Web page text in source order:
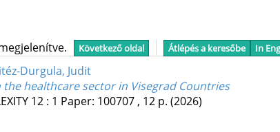
Következő oldal Átlépés a keresőbe In
Durgula, Judit
healthcare sector in Visegrad Countries
12: 1 Paper: 100707 , 12 p. (2026)